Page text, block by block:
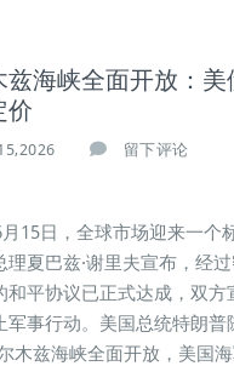
兹海峡全面开放：
价
留下评论
15日，全球市场迎来一个
理夏巴兹·谢里夫宣布，经
和平协议已正式达成，双方
军事行动。美国总统特朗普
木兹海峡全面开放，美国